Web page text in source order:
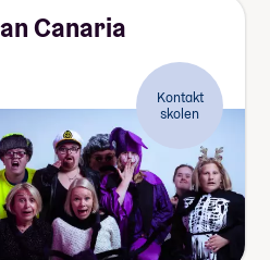
Canaria
Kontakt
skolen